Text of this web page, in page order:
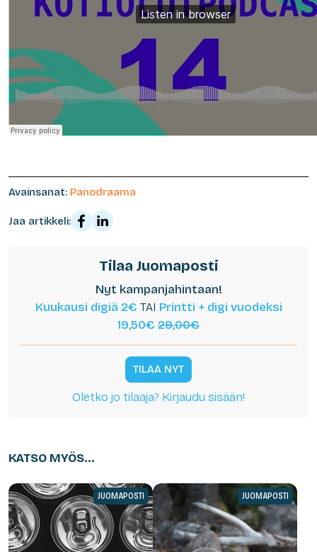
Avainsanat: Panodraama
Jaa artikkeli:
Tilaa Juomaposti
Nyt kampanjahintaan!
Kuukausi digiä 2€ TAI Printti + digi vuodeksi
19,50€ 29,00€
TILAA NYT
Oletko jo tilaaja? Kirjaudu sisään!
KATSO MYÖS...
JUOMAPOSTI JUOMAPOSTI